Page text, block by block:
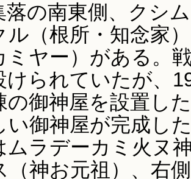
の南東側、クシ
ル（根所・知念家
ミヤー）がある。
けられていたが、
の御神屋を設置し
い御神屋が完成し
ムラデーカミ火ヌ
（神お元祖）、右